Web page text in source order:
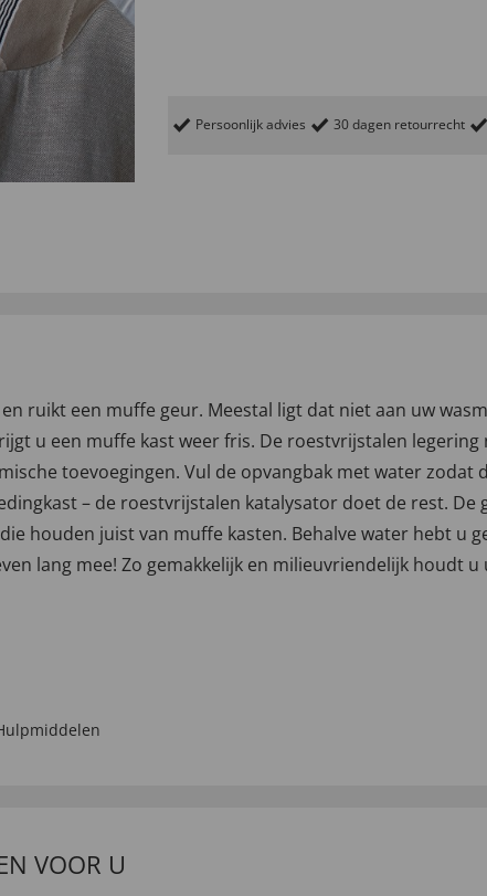
Persoonlijk advies 30 dagen retourrecht
ruikt een muffe geur. Meestal ligt dat niet aan uw
krijgt u een muffe kast weer fris. De roestvrijstalen
toevoegingen. Vul de opvangbak met water
– de roestvrijstalen katalysator doet de rest.
houden juist van muffe kasten. Behalve water hebt u
lang mee! Zo gemakkelijk en milieuvriendelijk houdt
VOOR U